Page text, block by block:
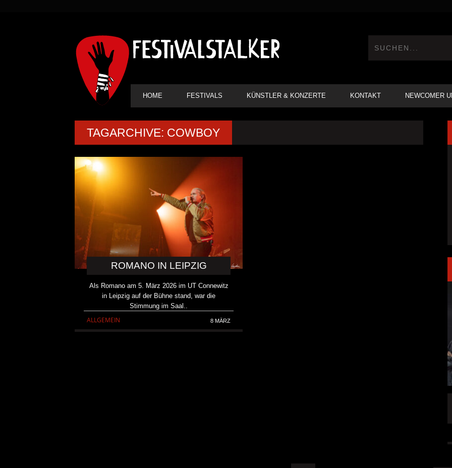
HAUPT-
NAVIGATION
HOME FESTIVALS KÜNSTLER & KONZERTE KONTAKT NEWCOMER
TAGARCHIVE: COWBOY
ROMANO IN LEIPZIG
Als Romano am 5. März 2026 im UT Connewitz
in Leipzig auf der Bühne stand, war die
Stimmung im Saal..
ALLGEMEIN 8 MÄRZ